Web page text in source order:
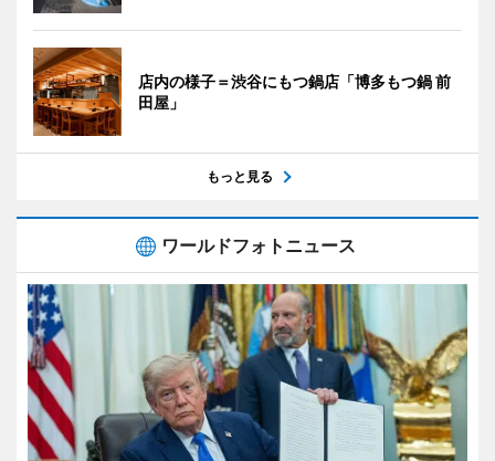
店内の様子＝渋谷にもつ鍋店「博多もつ鍋 前
田屋」
もっと見る
ワールドフォトニュース